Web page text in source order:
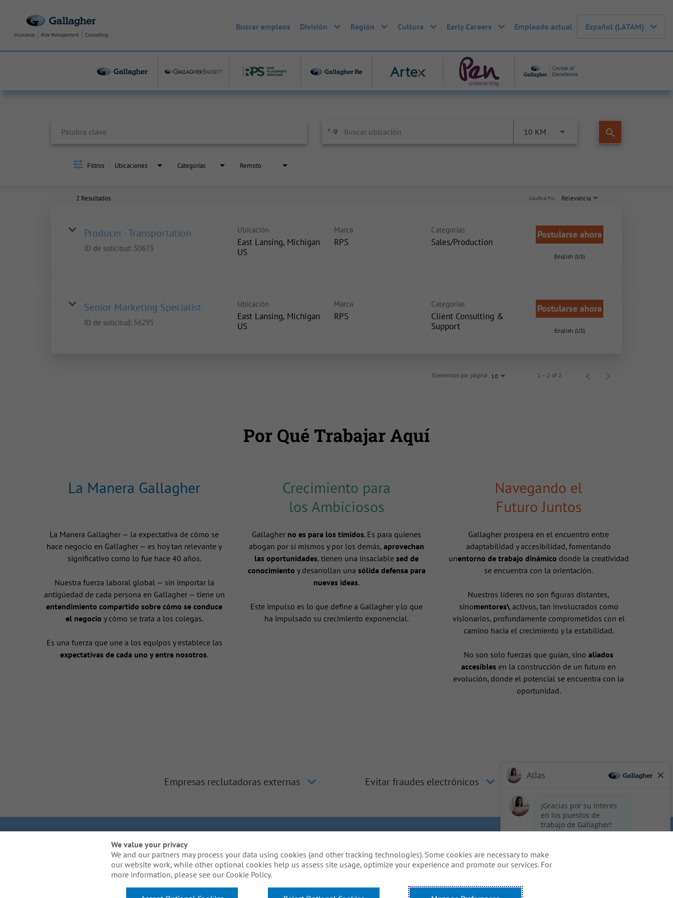
Buscar empleos División Región Cultura Early Careers Empleado actual Español (LATAM)
10 KM search
Filtros Ubicaciones Categorías Remoto
2 Resultados Relevancia
Clasificar Por
Producer - Transportation
ID de solicitud: 50673
Ubicación
East Lansing, Michigan
Marca
RPS
Categorías
Sales/Production
Postularse ahora
English (US)
Senior Marketing Specialist
ID de solicitud: 56295
Ubicación
East Lansing, Michigan
Marca
RPS
Categorías
Client Consulting &
Support
Postularse ahora
English (US)
Elementos por página 10 1 – 2 of 2
Por Qué Trabajar Aquí
La Manera Gallagher
La Manera Gallagher — la expectativa de cómo se
hace negocio en Gallagher — es hoy tan relevante y
significativo como lo fue hace 40 años.
Nuestra fuerza laboral global — sin importar la
antigüedad de cada persona en Gallagher — tiene un
entendimiento compartido sobre cómo se conduce
el negocio y cómo se trata a los colegas.
Es una fuerza que une a los equipos y establece las
expectativas de cada uno y entre nosotros.
Crecimiento para
los Ambiciosos
Gallagher no es para los tímidos. Es para quienes
abogan por sí mismos y por los demás, aprovechan
las oportunidades, tienen una insaciable sed de
conocimiento y desarrollan una sólida defensa para
nuevas ideas.
Este impulso es lo que define a Gallagher y lo que
ha impulsado su crecimiento exponencial.
Navegando el
Futuro Juntos
Gallagher prospera en el encuentro entre
adaptabilidad y accesibilidad, fomentando
unentorno de trabajo dinámico donde la creatividad
se encuentra con la orientación.
Nuestros líderes no son figuras distantes,
sinomentores\ activos, tan involucrados como
visionarios, profundamente comprometidos con el
camino hacia el crecimiento y la estabilidad.
No son solo fuerzas que guían, sinoaliados
accesibles en la construcción de un futuro en
evolución, donde el potencial se encuentra con la
oportunidad.
Empresas reclutadoras externas Evitar fraudes electrónicos
Somos Gallagher
Do Not Sell or Share My Personal Information - US Residents
¿Necesita una adaptación especial para completar alguna parte de nuestro proceso de solicitud, incluido el uso
de este sitio web? Escríbanos a:
We value your privacy
We and our partners may process your data using cookies (and other tracking technologies). Some cookies are necessary to make
our website work, while other optional cookies help us assess site usage, optimize your experience and promote our services. For
more information, please see our Cookie Policy.